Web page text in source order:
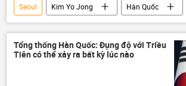
Tokyo
Paris
Châu Âu
Berlin
London Hải quân Mỹ
Seoul Kim Yo Jong
Hàn Quốc
Bắc Triều Tiên
UAV
thông tin
Thế giới
máy bay không người lái
Lee Jae-myung
Bình Nhưỡng
Tổng thống Hàn Quốc: Đụng độ với Triều
Tiên có thể xảy ra bất kỳ lúc nào